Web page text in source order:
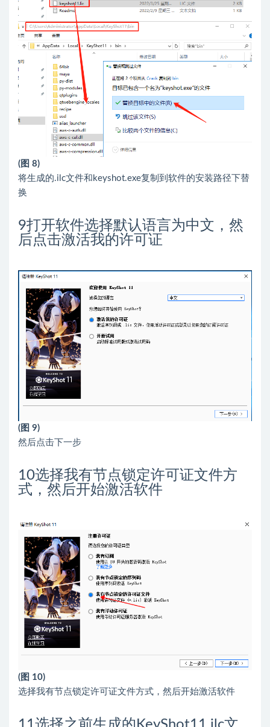
(图 8)
将生成的.ilc文件和keyshot.exe复制到软件的安装路径下替
换
9打开软件选择默认语言为中文，然
后点击激活我的许可证
(图 9)
然后点击下一步
10选择我有节点锁定许可证文件方
式，然后开始激活软件
(图 10)
选择我有节点锁定许可证文件方式，然后开始激活软件